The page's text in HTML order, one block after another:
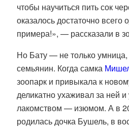
чтобы научиться пить сок
оказалось достаточно всего
примера!», — рассказали в
Но Бату — не только
семьянин. Когда самка
зоопарк и привыкала к
деликатно ухаживал за ней
лакомством — изюмом. А в
родилась дочка Бушель, в